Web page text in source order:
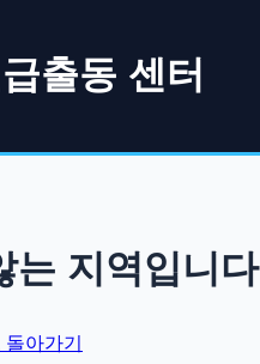
출동 센터
지역입니다
아가기